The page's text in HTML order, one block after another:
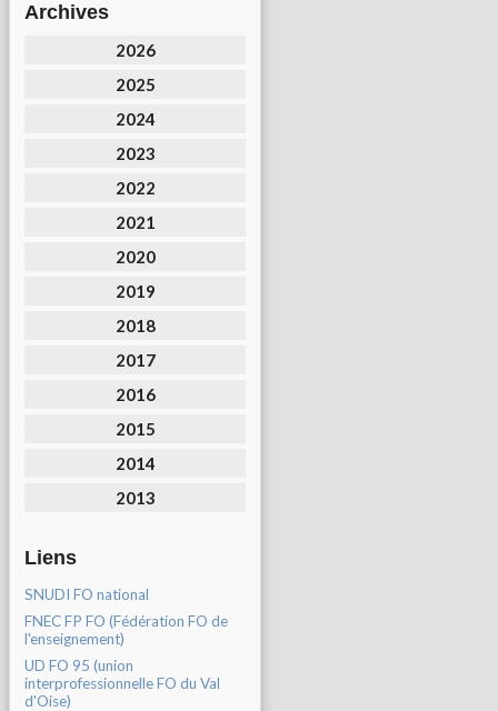
Archives
2026
2025
2024
2023
2022
2021
2020
2019
2018
2017
2016
2015
2014
2013
Liens
SNUDI FO national
FNEC FP FO (Fédération FO de
l'enseignement)
UD FO 95 (union
interprofessionnelle FO du Val
d'Oise)